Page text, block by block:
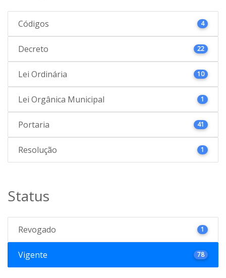
Códigos 4
Decreto 22
Lei Ordinária 10
Lei Orgânica Municipal 1
Portaria 41
Resolução 1
Status
Revogado 1
Vigente 78